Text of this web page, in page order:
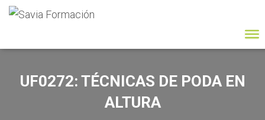
UF0272: TÉCNICAS DE PODA EN
ALTURA